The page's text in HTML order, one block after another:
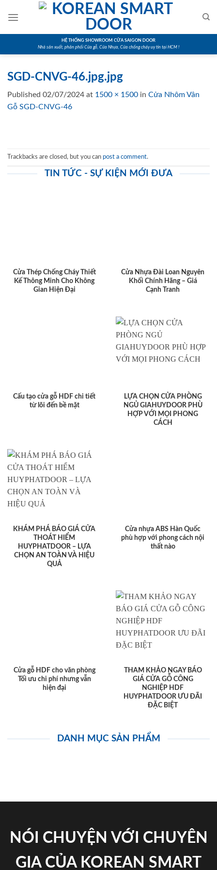
HỆ THỐNG SHOWROOM CỬA SAIGON DOOR
Nhà sản xuất, phân phối Cửa gỗ, Cửa Nhựa, Cửa chống cháy uy tín tại HCM !
SGD-CNVG-46.jpg.jpg
Published 02/07/2024 at 1500 × 1500 in Cửa Nhôm Vân
Gỗ SGD-CNVG-46
Trackbacks are closed, but you can post a comment.
TIN TỨC - SỰ KIỆN MỚI ĐƯA
Cửa Thép Chống Cháy Thiết
Kế Thông Minh Cho Không
Gian Hiện Đại
Cửa Nhựa Đài Loan Nguyên
Khối Chính Hãng – Giá
Cạnh Tranh
Cấu tạo cửa gỗ HDF chi tiết
từ lõi đến bề mặt
LỰA CHỌN CỬA PHÒNG
NGỦ GIAHUYDOOR PHÙ
HỢP VỚI MỌI PHONG
CÁCH
KHÁM PHÁ BÁO GIÁ CỬA
THOÁT HIỂM
HUYPHATDOOR – LỰA
CHỌN AN TOÀN VÀ HIỆU
QUẢ
Cửa nhựa ABS Hàn Quốc
phù hợp với phong cách nội
thất nào
Cửa gỗ HDF cho văn phòng
Tối ưu chi phí nhưng vẫn
hiện đại
THAM KHẢO NGAY BÁO
GIÁ CỬA GỖ CÔNG
NGHIỆP HDF
HUYPHATDOOR ƯU ĐÃI
ĐẶC BIỆT
DANH MỤC SẢN PHẨM
NÓI CHUYỆN VỚI CHUYÊN
GIA CỦA KOREAN SMART